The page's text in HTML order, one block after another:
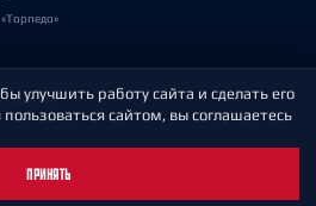
данных
улучшить работу сайта и сделать его
сайтом, вы соглашаетесь
ПРИНЯТЬ